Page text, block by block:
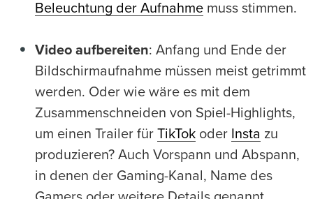
Beleuchtung der Aufnahme muss stimmen.
Video aufbereiten: Anfang und Ende der
Bildschirmaufnahme müssen meist getrimmt
werden. Oder wie wäre es mit dem
Zusammenschneiden von Spiel-Highlights,
um einen Trailer für TikTok oder Insta zu
produzieren? Auch Vorspann und Abspann,
in denen der Gaming-Kanal, Name des